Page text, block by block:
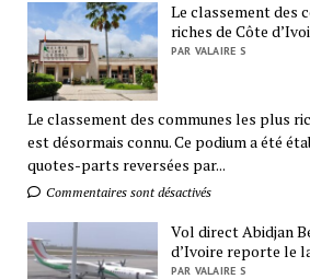
Le classement des
riches de Côte
PAR VALAIRE S
Le classement des communes les plus
est désormais connu. Ce podium a été
quotes-parts reversées par...
Commentaires sont désactivés
Vol direct Abidjan
d’Ivoire reporte le
PAR VALAIRE S